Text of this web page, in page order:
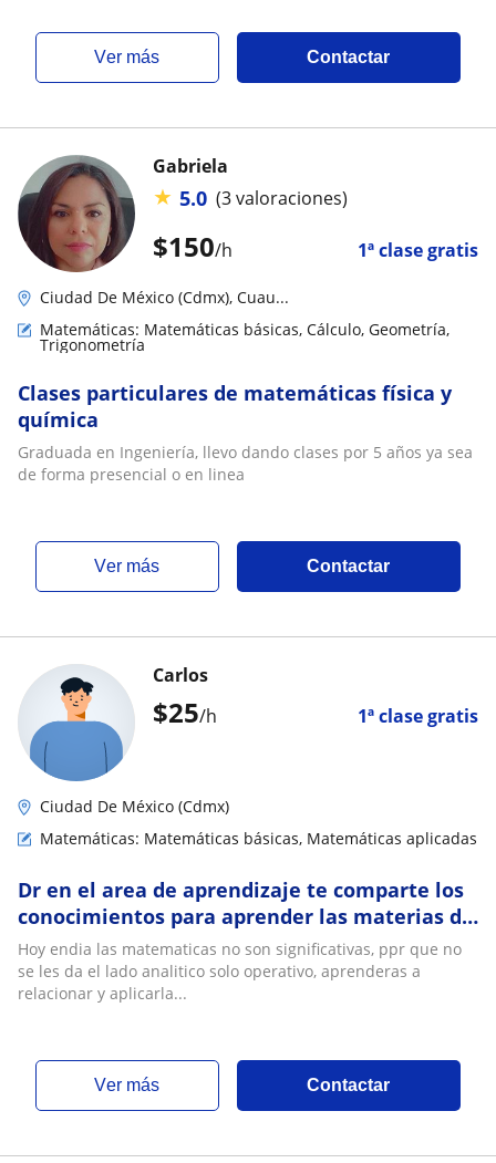
ver más Contactar
$150/h 1ª clase gratis
Gabriela
★ 5.0 (3 valoraciones)
Ciudad De México (Cdmx), Cuau...
Matemáticas: Matemáticas básicas, Cálculo, Geometría,
Trigonometría
Clases particulares de matemáticas física y
química
Graduada en Ingeniería, llevo dando clases por 5 años ya sea
de forma presencial o en linea
ver más Contactar
$25/h 1ª clase gratis
Carlos
Ciudad De México (Cdmx)
Matemáticas: Matemáticas básicas, Matemáticas aplicadas
Dr en el area de aprendizaje te comparte los
conocimientos para aprender las materias de
matematicas a largo plazo y la aplicacion que
tiene cada una de ellas como horizontal y
vertical
Hoy endia las matematicas no son significativas, ppr que no
se les da el lado analitico solo operativo, aprenderas a
relacionar y aplicarla...
ver más Contactar